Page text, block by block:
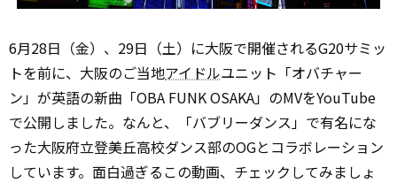
6月28日（金）、29日（土）に大阪で開催されるG20サミッ
トを前に、大阪のご当地アイドルユニット「オバチャー
ン」が英語の新曲「OBA FUNK OSAKA」のMVをYouTube
で公開しました。なんと、「バブリーダンス」で有名にな
った大阪府立登美丘高校ダンス部のOGとコラボレーション
しています。面白過ぎるこの動画、チェックしてみましょ